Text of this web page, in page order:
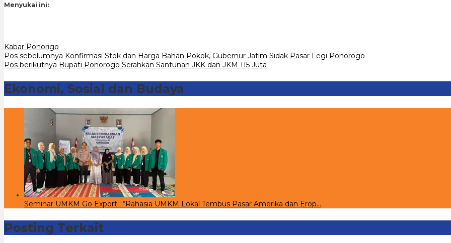
Menyukai ini:
Kabar Ponorigo
Navigasi
Pos sebelumnya Konfirmasi Stok dan Harga Bahan Pokok, Gubernur Jatim Sidak Pasar Legi Ponorogo
Pos berikutnya Bupati Ponorogo Serahkan Santunan JKK dan JKM 115 Juta
Ekonomi, Sosial dan Budaya
Seminar UMKM Go Export : “Rahasia UMKM Lokal Tembus Pasar Amerika dan Erop…
Posting Terkait